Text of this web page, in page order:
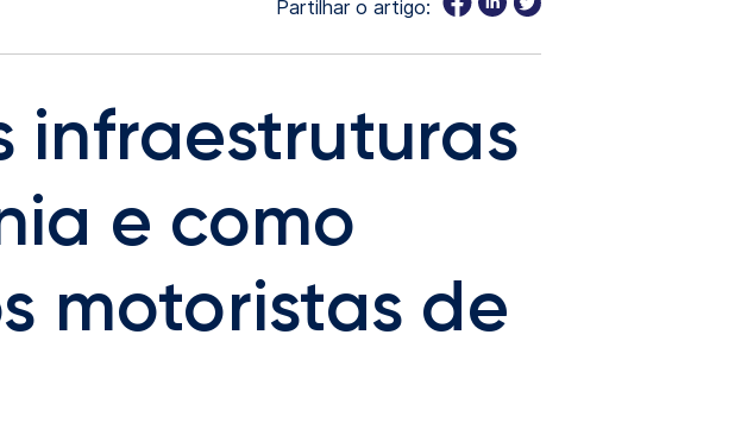
Partilhar o artigo:
infraestruturas
e como
motoristas de